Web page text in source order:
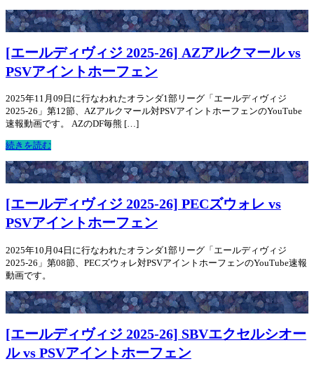
[エールディヴィジ 2025-26] AZアルクマール vs
PSVアイントホーフェン
2025年11月09日に行なわれたオランダ1部リーグ「エールディヴィジ
2025-26」第12節、AZアルクマール対PSVアイントホーフェンのYouTube
速報動画です。 AZのDF毎熊 […]
続きを読む
[エールディヴィジ 2025-26] PECズウォレ vs
PSVアイントホーフェン
2025年10月04日に行なわれたオランダ1部リーグ「エールディヴィジ
2025-26」第08節、PECズウォレ対PSVアイントホーフェンのYouTube速報
動画です。
[エールディヴィジ 2025-26] SBVエクセルシオー
ル vs PSVアイントホーフェン